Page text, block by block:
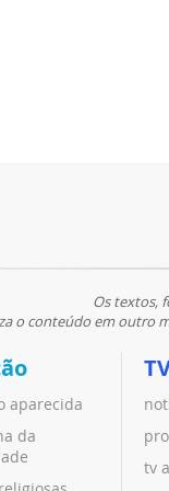
Os textos,
o conteúdo em outro
aparecida
da
tv